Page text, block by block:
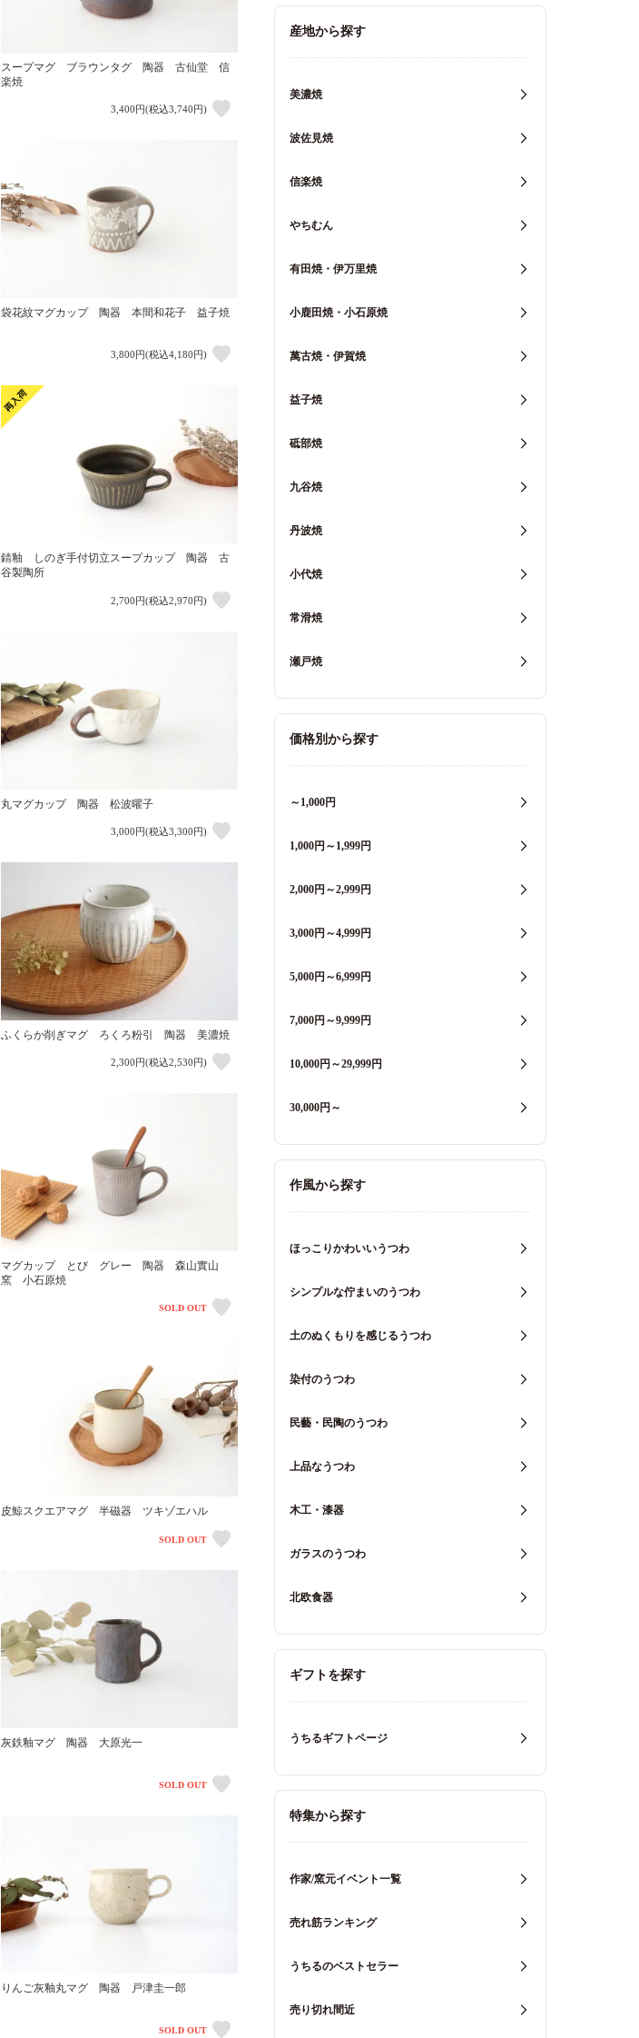
スープマグ ブラウンタグ 陶器 古仙堂 信
楽焼
3,400円(税込3,740円)
袋花紋マグカップ 陶器 本間和花子 益子焼
3,800円(税込4,180円)
錆釉 しのぎ手付切立スープカップ 陶器 古
谷製陶所
2,700円(税込2,970円)
丸マグカップ 陶器 松波曜子
3,000円(税込3,300円)
ふくらか削ぎマグ ろくろ粉引 陶器 美濃焼
2,300円(税込2,530円)
マグカップ とび グレー 陶器 森山實山
窯 小石原焼
SOLD OUT
皮鯨スクエアマグ 半磁器 ツキゾエハル
SOLD OUT
灰鉄釉マグ 陶器 大原光一
SOLD OUT
りんご灰釉丸マグ 陶器 戸津圭一郎
SOLD OUT
キッチン用品
重箱・弁当箱
産地から探す
美濃焼
波佐見焼
信楽焼
やちむん
有田焼・伊万里焼
小鹿田焼・小石原焼
萬古焼・伊賀焼
益子焼
砥部焼
九谷焼
丹波焼
小代焼
常滑焼
瀬戸焼
価格別から探す
～1,000円
1,000円～1,999円
2,000円～2,999円
3,000円～4,999円
5,000円～6,999円
7,000円～9,999円
10,000円～29,999円
30,000円～
作風から探す
ほっこりかわいいうつわ
シンプルな佇まいのうつわ
土のぬくもりを感じるうつわ
染付のうつわ
民藝・民陶のうつわ
上品なうつわ
木工・漆器
ガラスのうつわ
北欧食器
ギフトを探す
うちるギフトページ
特集から探す
作家/窯元イベント一覧
売れ筋ランキング
うちるのベストセラー
売り切れ間近